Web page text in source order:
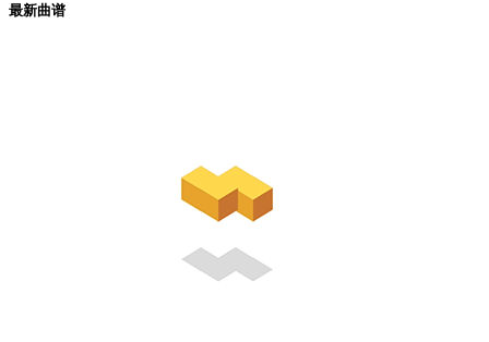
最新曲谱